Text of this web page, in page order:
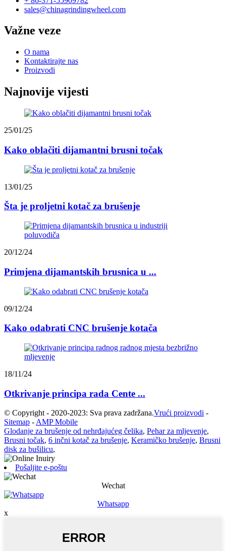
sales@chinagrindingwheel.com
Važne veze
O nama
Kontaktirajte nas
Proizvodi
Najnovije vijesti
25/01/25
Kako oblačiti dijamantni brusni točak
13/01/25
Šta je proljetni kotač za brušenje
20/12/24
Primjena dijamantskih brusnica u ...
09/12/24
Kako odabrati CNC brušenje kotača
18/11/24
Otkrivanje principa rada Cente ...
© Copyright - 2020-2023: Sva prava zadržana.Vrući proizvodi -
Sitemap - AMP Mobile
Glodanje za brušenje od nehrđajućeg čelika, Pehar za mljevenje,
Brusni točak, 6 inčni kotač za brušenje, Keramičko brušenje, Brusni
disk za bušilicu,
Pošaljite e-poštu
Wechat
Whatsapp
x